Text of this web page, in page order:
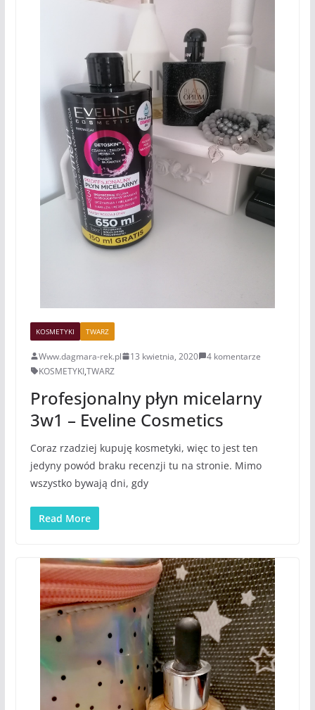
KOSMETYKI TWARZ
Www.dagmara-rek.pl 13 kwietnia, 2020
4 komentarze
KOSMETYKI,TWARZ
Profesjonalny płyn micelarny
3w1 – Eveline Cosmetics
Coraz rzadziej kupuję kosmetyki, więc to jest ten
jedyny powód braku recenzji tu na stronie. Mimo
wszystko bywają dni, gdy
Read More